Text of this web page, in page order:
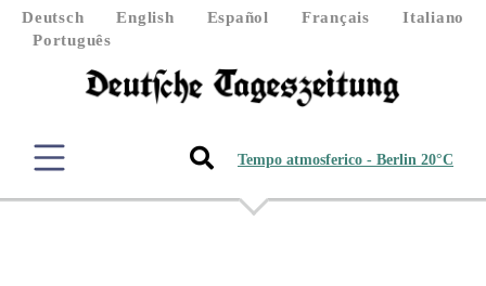
Deutsch English Español Français
Italiano
Português
Tempo atmosferico - Berlin 20°C